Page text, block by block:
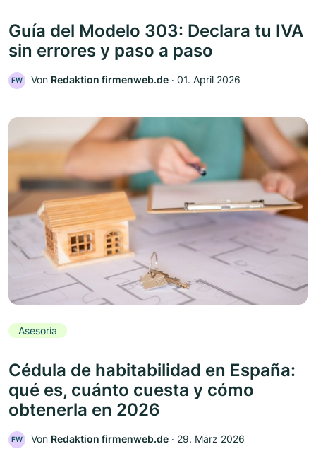
Guía del Modelo 303: Declara tu IVA
sin errores y paso a paso
FW Von Redaktion firmenweb.de ‧ 01. April 2026
Asesoría
Cédula de habitabilidad en España:
qué es, cuánto cuesta y cómo
obtenerla en 2026
FW Von Redaktion firmenweb.de ‧ 29. März 2026